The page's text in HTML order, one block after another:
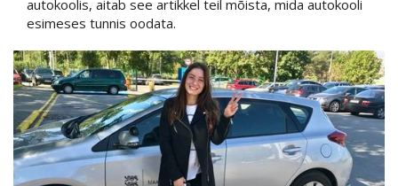
autokoolis, aitab see artikkel teil mõista, mida autokooli
esimeses tunnis oodata.